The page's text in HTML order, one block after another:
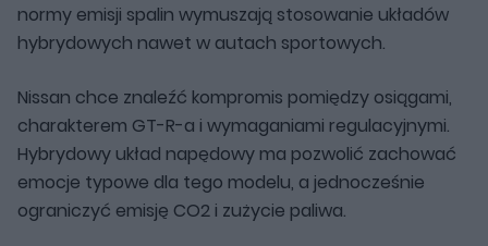
normy emisji spalin wymuszają stosowanie układów
hybrydowych nawet w autach sportowych.
Nissan chce znaleźć kompromis pomiędzy osiągami,
charakterem GT-R-a i wymaganiami regulacyjnymi.
Hybrydowy układ napędowy ma pozwolić zachować
emocje typowe dla tego modelu, a jednocześnie
ograniczyć emisję CO2 i zużycie paliwa.